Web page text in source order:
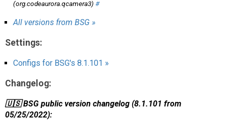
(org.codeaurora.qcamera3) #
All versions from BSG »
Settings:
Configs for BSG's 8.1.101 »
Changelog:
🇺🇸 BSG public version changelog (8.1.101 from
05/25/2022):